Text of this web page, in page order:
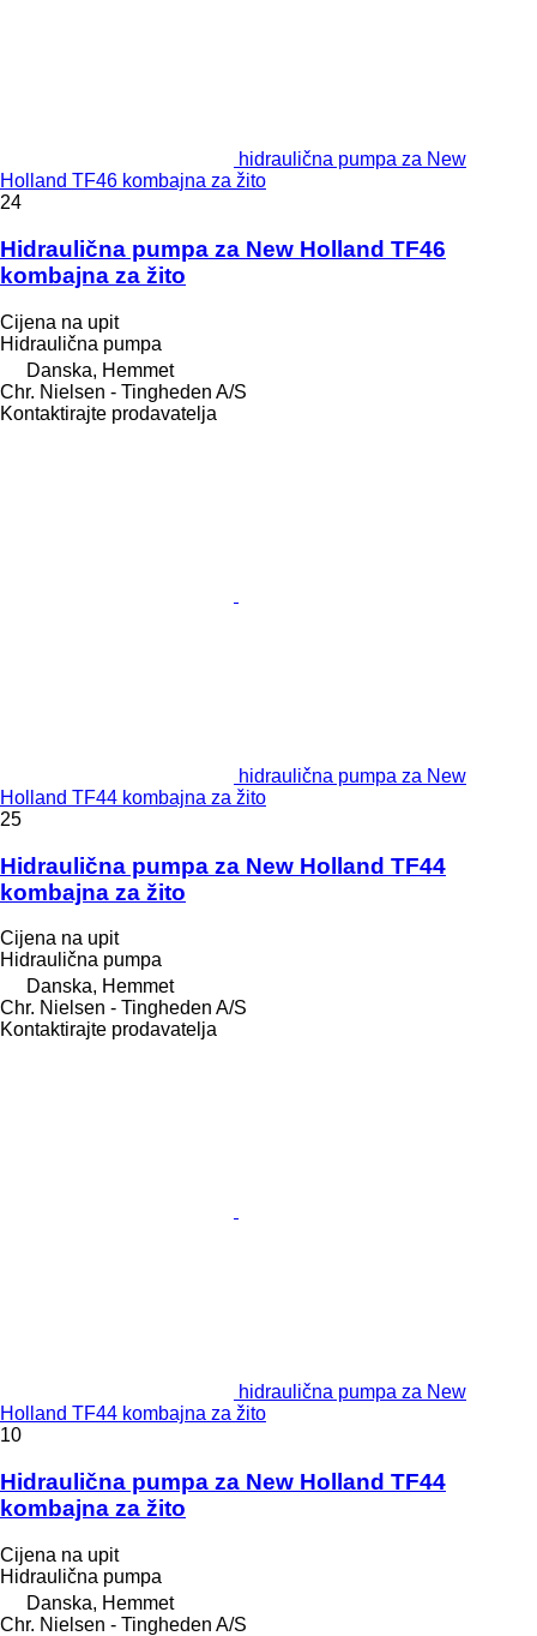
hidraulična pumpa za New
Holland TF46 kombajna za žito
24
Hidraulična pumpa za New Holland TF46
kombajna za žito
Cijena na upit
Hidraulična pumpa
Danska, Hemmet
Chr. Nielsen - Tingheden A/S
Kontaktirajte prodavatelja
hidraulična pumpa za New
Holland TF44 kombajna za žito
25
Hidraulična pumpa za New Holland TF44
kombajna za žito
Cijena na upit
Hidraulična pumpa
Danska, Hemmet
Chr. Nielsen - Tingheden A/S
Kontaktirajte prodavatelja
hidraulična pumpa za New
Holland TF44 kombajna za žito
10
Hidraulična pumpa za New Holland TF44
kombajna za žito
Cijena na upit
Hidraulična pumpa
Danska, Hemmet
Chr. Nielsen - Tingheden A/S